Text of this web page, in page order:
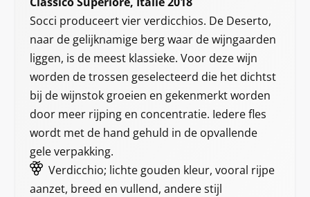
Socci produceert vier verdicchios. De Deserto,
naar de gelijknamige berg waar de wijngaarden
liggen, is de meest klassieke. Voor deze wijn
worden de trossen geselecteerd die het dichtst
bij de wijnstok groeien en gekenmerkt worden
door meer rijping en concentratie. Iedere fles
wordt met de hand gehuld in de opvallende
gele verpakking.
Verdicchio; lichte gouden kleur, vooral rijpe
aanzet, breed en vullend, andere stijl